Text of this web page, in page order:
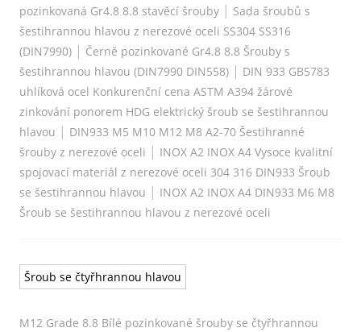
pozinkovaná Gr4.8 8.8 stavěcí šrouby| Sada šroubů s
šestihrannou hlavou z nerezové oceli SS304 SS316
(DIN7990)| Černě pozinkované Gr4.8 8.8 Šrouby s
šestihrannou hlavou (DIN7990 DIN558)| DIN 933 GB5783
uhlíková ocel Konkurenční cena ASTM A394 žárové
zinkování ponorem HDG elektrický šroub se šestihrannou
hlavou | DIN933 M5 M10 M12 M8 A2-70 Šestihranné
šrouby z nerezové oceli | INOX A2 INOX A4 Vysoce kvalitní
spojovací materiál z nerezové oceli 304 316 DIN933 Šroub
se šestihrannou hlavou | INOX A2 INOX A4 DIN933 M6 M8
Šroub se šestihrannou hlavou z nerezové oceli
Šroub se čtyřhrannou hlavou
M12 Grade 8.8 Bílé pozinkované šrouby se čtyřhrannou